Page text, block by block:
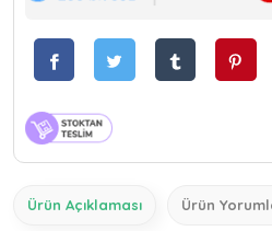
Ürün Açıklaması Ürün